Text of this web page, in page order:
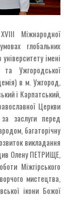
Міжнародної
глобальних
імені
Ужгородської
в м. Ужгород,
і Карпатський,
Церкви
за заслуги перед
багаторічну
викладання
Олену ПЕТРИЩЕ,
Міжгірського
мистецтва,
ікони Божої